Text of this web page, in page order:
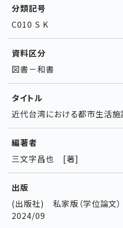
分類記号
C010 S K
資料区分
図書－和書
タイトル
近代台湾における都市生活
編著者
三文字昌也 [著]
出版
(出版社) 私家版（学位論
2024/09